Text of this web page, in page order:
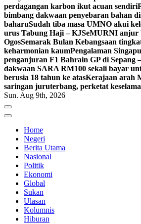
perdagangan karbon ikut acuan sendiri
bimbang dakwaan penyebaran bahan
baharuSudah tiba masa UMNO akui
urus Tabung Haji – KJSeMURNI anjur
OgosSemarak Bulan Kebangsaan
keharmonian kaumPengalaman
penganjuran F1 Bahrain GP di Sepang
dakwaan SARA RM100 sekali bayar
berusia 18 tahun ke atasKerajaan arah
saringan juruterbang, perketat
Sun. Aug 9th, 2026
Home
Negeri
Berita Utama
Nasional
Politik
Ekonomi
Global
Sukan
Ulasan
Kolumnis
Hiburan